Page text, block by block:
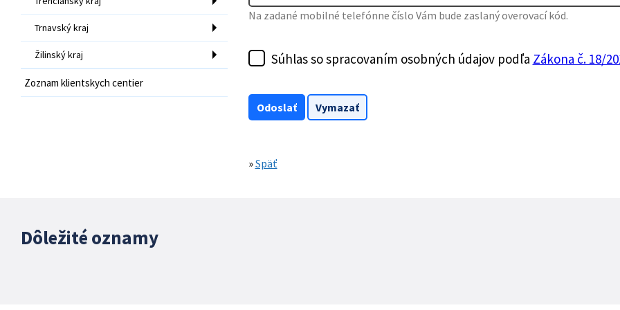
Trnavský kraj
Žilinský kraj
Zoznam klientskych centier
Na zadané mobilné telefónne číslo Vám bude zaslaný overovací kód.
Súhlas so spracovaním osobných údajov podľa Zákona č. 18/
»Späť
Dôležité oznamy